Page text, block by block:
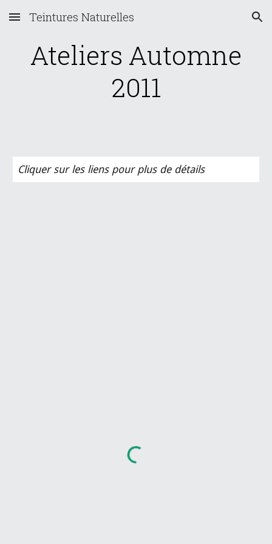
Skip to main content Skip to navigation
Teintures Naturelles
Ateliers Automne
2011
Cliquer sur les liens pour plus de détails